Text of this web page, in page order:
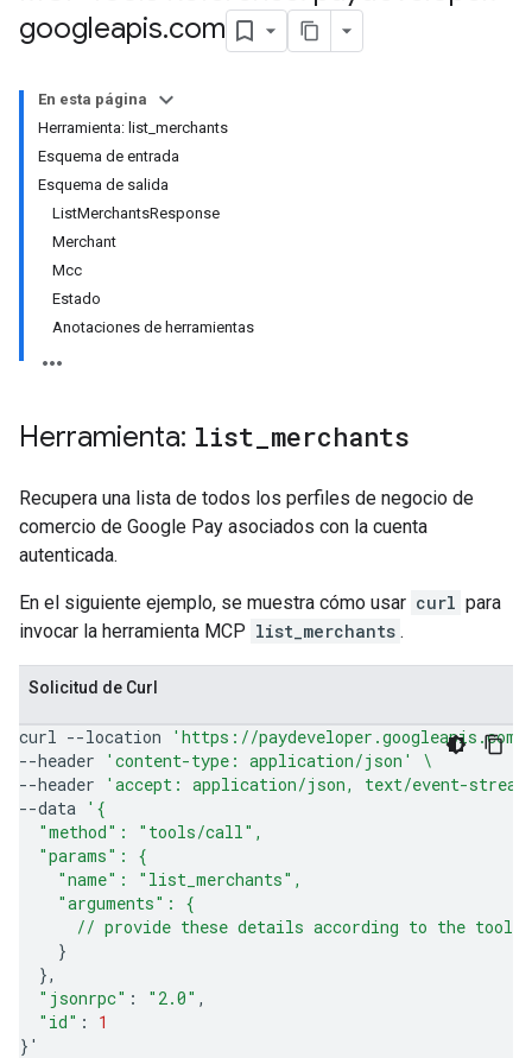
googleapis.com
En esta página
Herramienta: list_merchants
Esquema de entrada
Esquema de salida
ListMerchantsResponse
Merchant
Mcc
Estado
Anotaciones de herramientas
Herramienta: list merchants
Recupera una lista de todos los perfiles de negocio de
comercio de Google Pay asociados con la cuenta
autenticada.
En el siguiente ejemplo, se muestra cómo usar curl para
invocar la herramienta MCP list_merchants .
Solicitud de Curl
curl --location
'https://paydeveloper.googleapis.com/
--header
'content-type: application/json'
\
--header
'accept: application/json, text/event-
--data '{
  "method": "tools/call",
  "params": {
    "name": "list_merchants",
    "arguments": {
      // provide these details according to the tool'
}
}
"jsonrpc" : "2.0"
"id" :
1
} '